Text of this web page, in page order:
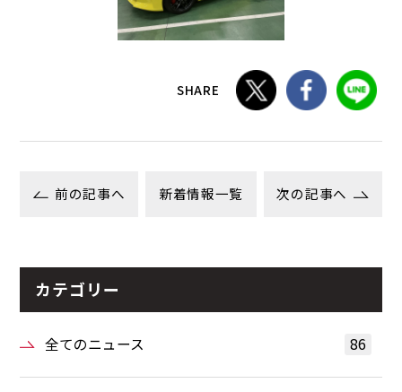
SHARE
前の記事へ 新着情報一覧 次の記事へ
カテゴリー
全てのニュース 86